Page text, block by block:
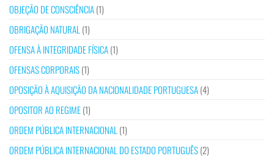
OBJEÇÃO DE CONSCIÊNCIA(1)
OBRIGAÇÃO NATURAL (1)
OFENSA À INTEGRIDADE FÍSICA(1)
OFENSAS CORPORAIS(1)
OPOSIÇÃO À AQUISIÇÃO DA NACIONALIDADE PORTUGUESA(4)
OPOSITOR AO REGIME(1)
ORDEM PÚBLICA INTERNACIONAL (1)
ORDEM PÚBLICA INTERNACIONAL DO ESTADO PORTUGUÊS(2)